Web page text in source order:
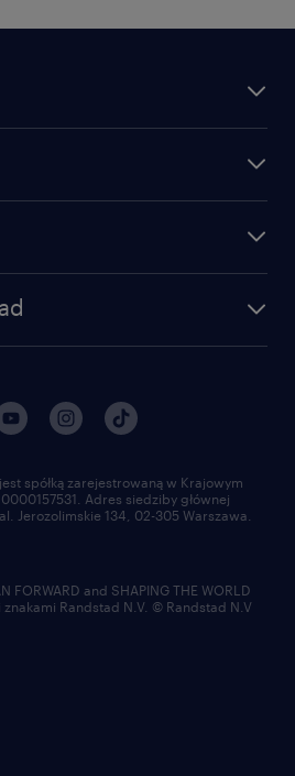
spółką zarejestrowaną w Krajowym
Adres siedziby głównej
Jerozolimskie 134, 02-305 Warszawa.
FORWARD and SHAPING THE WORLD
znakami Randstad N.V. © Randstad N.V